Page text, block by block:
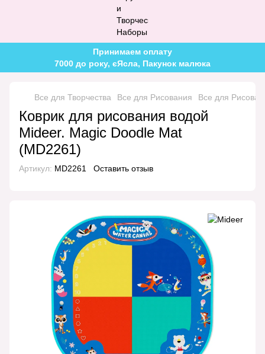
Принимаем оплату
7000 до року, єЯсла, Пакунок малюка
Все для Творчества Все для Рисования Все для
Коврик для рисования водой
Mideer. Magic Doodle Mat
(MD2261)
Артикул: MD2261 Оставить отзыв